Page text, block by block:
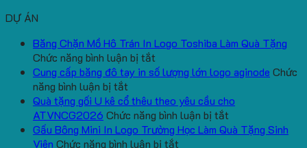
DỰ ÁN
Băng Chặn Mồ Hô Trán In Logo Toshiba Làm Quà Tặng
Chức năng bình luận bị tắt
Băng
Mồ
Hô
Trán
In
Cung cấp băng đô tay in số lượng lớn logo aginode Chức
năng bình luận bị tắt
Cung
cấp
băng
đô
Quà tặng gối U kê cổ thêu theo yêu cầu cho
ATVNCG2026 Chức năng bình luận bị tắt
Quà
Gấu Bông Mini In Logo Trường Học Làm Quà Tặng Sinh
Viên Chức năng bình luận bị tắt